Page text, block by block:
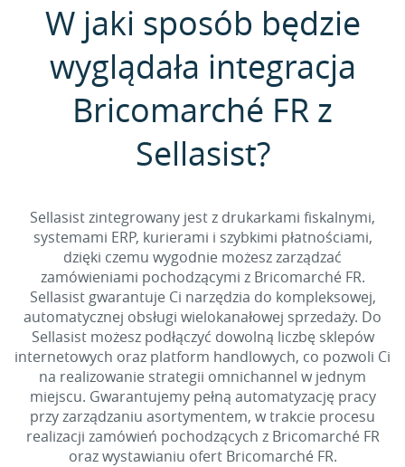
W jaki sposób będzie
wyglądała integracja
Bricomarché FR z
Sellasist?
Sellasist zintegrowany jest z drukarkami fiskalnymi,
systemami ERP, kurierami i szybkimi płatnościami,
dzięki czemu wygodnie możesz zarządzać
zamówieniami pochodzącymi z Bricomarché FR.
Sellasist gwarantuje Ci narzędzia do kompleksowej,
automatycznej obsługi wielokanałowej sprzedaży. Do
Sellasist możesz podłączyć dowolną liczbę sklepów
internetowych oraz platform handlowych, co pozwoli Ci
na realizowanie strategii omnichannel w jednym
miejscu. Gwarantujemy pełną automatyzację pracy
przy zarządzaniu asortymentem, w trakcie procesu
realizacji zamówień pochodzących z Bricomarché FR
oraz wystawianiu ofert Bricomarché FR.